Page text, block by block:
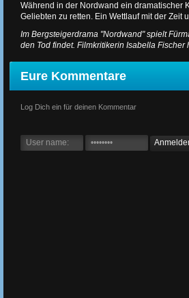
Während in der Nordwand ein dramatischer
Geliebten zu retten. Ein Wettlauf mit der Zeit
Im Bergsteigerdrama "Nordwand" spielt
den Tod findet. Filmkritikerin Isabella
Eure Kommentare
Log Dich ein für deinen Kommentar